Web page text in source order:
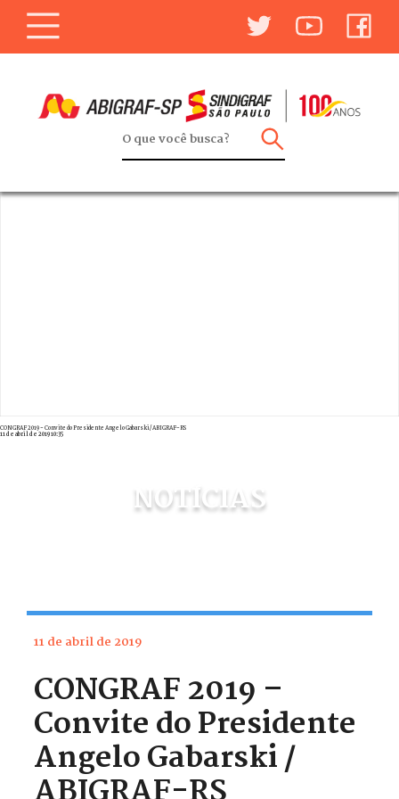
CONGRAF 2019 - Convite do Presidente Angelo Gabarski / ABIGRAF-RS
11 de abril de 2019 10:35
NOTÍCIAS
11 de abril de 2019
CONGRAF 2019 –
Convite do Presidente
Angelo Gabarski /